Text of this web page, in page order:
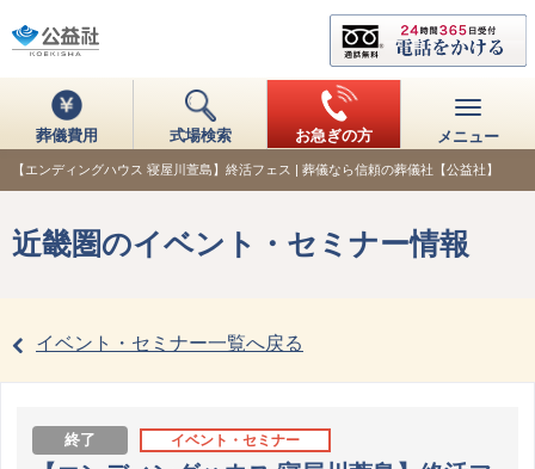
葬儀費用 式場検索 お急ぎの方 メニュー
【エンディングハウス 寝屋川萱島】終活フェス | 葬儀なら信頼の葬儀社【公益社】
近畿圏のイベント・セミナー情報
イベント・セミナー一覧へ戻る
終了 イベント・セミナー